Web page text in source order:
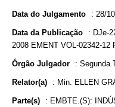
Data do Julgamento : 28/
Data da Publicação : DJe-
2008 EMENT VOL-02342-12
Órgão Julgador : Segunda
Relator(a) : Min. ELLEN
Parte(s) : EMBTE.(S):